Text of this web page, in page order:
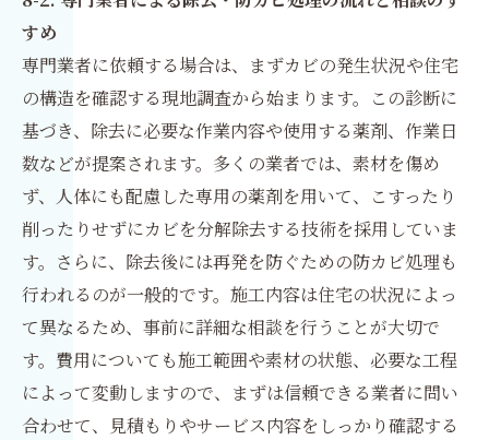
すめ
専門業者に依頼する場合は、まずカビの発生状況や住宅
の構造を確認する現地調査から始まります。この診断に
基づき、除去に必要な作業内容や使用する薬剤、作業日
数などが提案されます。多くの業者では、素材を傷め
ず、人体にも配慮した専用の薬剤を用いて、こすったり
削ったりせずにカビを分解除去する技術を採用していま
す。さらに、除去後には再発を防ぐための防カビ処理も
行われるのが一般的です。施工内容は住宅の状況によっ
て異なるため、事前に詳細な相談を行うことが大切で
す。費用についても施工範囲や素材の状態、必要な工程
によって変動しますので、まずは信頼できる業者に問い
合わせて、見積もりやサービス内容をしっかり確認する